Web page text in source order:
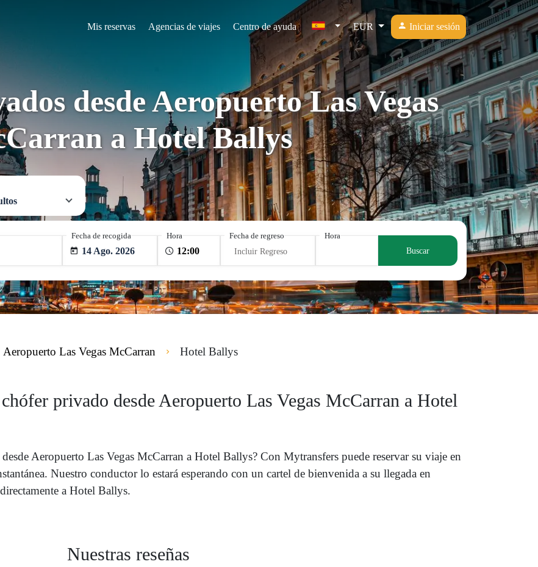
Mis reservas Agencias de viajes Centro de ayuda EUR Iniciar sesión
desde Aeropuerto Las Vegas
a Hotel Ballys
Fecha de recogida
14 Ago. 2026
Hora
Fecha de regreso
Incluir Regreso
Hora
Buscar
Aeropuerto Las Vegas McCarran Hotel Ballys
privado desde Aeropuerto Las Vegas McCarran a Hotel
Aeropuerto Las Vegas McCarran a Hotel Ballys? Con Mytransfers puede reservar su viaje en
Nuestro conductor lo estará esperando con un cartel de bienvenida a su llegada en
a Hotel Ballys.
Nuestras reseñas